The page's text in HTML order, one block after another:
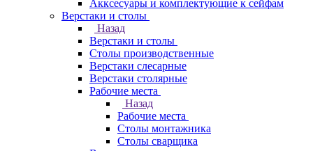
Акксесуары и комплектующие к сейфам
Верстаки и столы
Назад
Верстаки и столы
Столы производственные
Верстаки слесарные
Верстаки столярные
Рабочие места
Назад
Рабочие места
Столы монтажника
Столы сварщика